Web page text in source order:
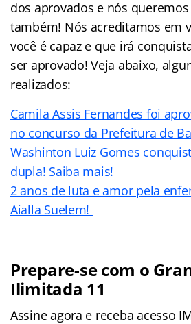
dos aprovados e nós
também! Nós acreditamos em
você é capaz e que irá
ser aprovado! Veja abaixo,
realizados:
Camila Assis Fernandes foi
no concurso da Prefeitura de
Washinton Luiz Gomes
dupla! Saiba mais!
2 anos de luta e amor pela
Aialla Suelem!
Prepare-se com o
Ilimitada 11
Assine agora e receba acesso